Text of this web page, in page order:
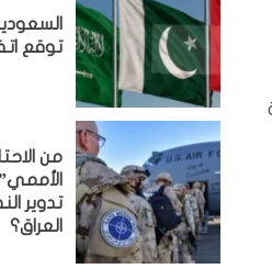
توقع
من
تدوير
العراق؟